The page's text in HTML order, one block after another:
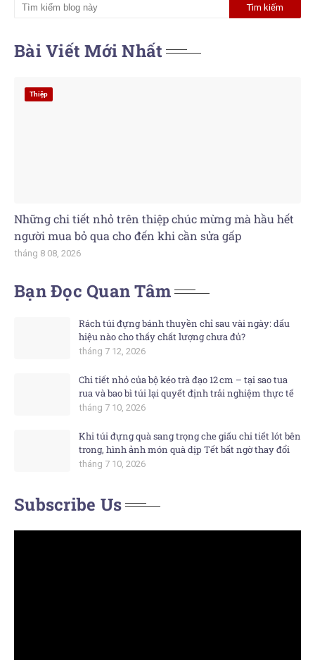
Bài Viết Mới Nhất
Thiệp
Những chi tiết nhỏ trên thiệp chúc mừng mà hầu hết
người mua bỏ qua cho đến khi cần sửa gấp
tháng 8 08, 2026
Bạn Đọc Quan Tâm
Rách túi đựng bánh thuyền chỉ sau vài ngày: dấu
hiệu nào cho thấy chất lượng chưa đủ?
tháng 7 12, 2026
Chi tiết nhỏ của bộ kéo trà đạo 12 cm – tại sao tua
rua và bao bì túi lại quyết định trải nghiệm thực tế
tháng 7 10, 2026
Khi túi đựng quà sang trọng che giấu chi tiết lót bên
trong, hình ảnh món quà dịp Tết bất ngờ thay đổi
tháng 7 10, 2026
Subscribe Us